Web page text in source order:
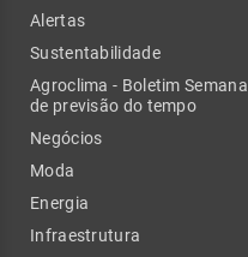
Alertas
Sustentabilidade
Agroclima - Boletim Semanal
de previsão do tempo
Negócios
Moda
Energia
Infraestrutura